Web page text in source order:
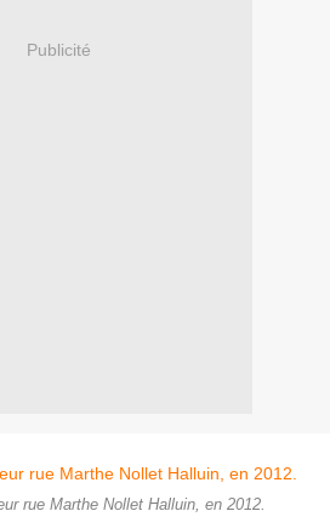
Publicité
rue Marthe Nollet Halluin, en 2012.